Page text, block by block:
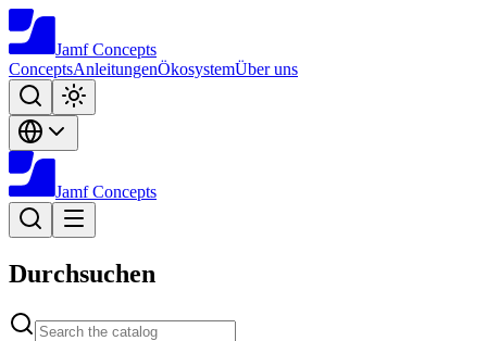
Jamf Concepts
ConceptsAnleitungenÖkosystemÜber uns
Jamf Concepts
Durchsuchen